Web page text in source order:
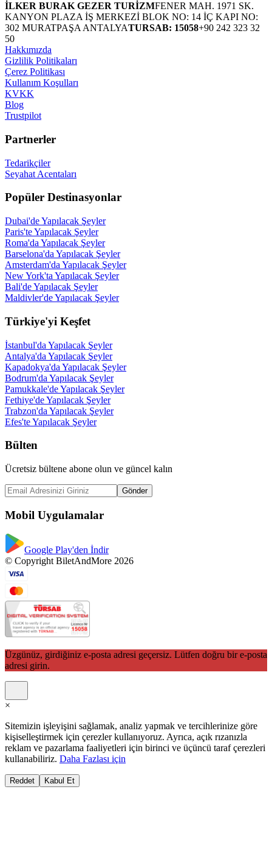
İLKER BURAK GEZER TURİZMFENER MAH. 1971 SK.
KANYON PLAZA İŞ MERKEZİ BLOK NO: 14 İÇ KAPI NO:
302 MURATPAŞA ANTALYATURSAB: 15058+90 242 323 32
50
Hakkımızda
Gizlilik Politikaları
Çerez Politikası
Kullanım Koşulları
KVKK
Blog
Trustpilot
Partnerler
Tedarikçiler
Seyahat Acentaları
Popüler Destinasyonlar
Dubai'de Yapılacak Şeyler
Paris'te Yapılacak Şeyler
Roma'da Yapılacak Şeyler
Barselona'da Yapılacak Şeyler
Amsterdam'da Yapılacak Şeyler
New York'ta Yapılacak Şeyler
Bali'de Yapılacak Şeyler
Maldivler'de Yapılacak Şeyler
Türkiye'yi Keşfet
İstanbul'da Yapılacak Şeyler
Antalya'da Yapılacak Şeyler
Kapadokya'da Yapılacak Şeyler
Bodrum'da Yapılacak Şeyler
Pamukkale'de Yapılacak Şeyler
Fethiye'de Yapılacak Şeyler
Trabzon'da Yapılacak Şeyler
Efes'te Yapılacak Şeyler
Bülten
Ücretsiz bültene abone olun ve güncel kalın
Gönder
Mobil Uygulamalar
Google Play'den İndir
© Copyright BiletAndMore 2026
Üzgünüz, girdiğiniz e-posta adresi geçersiz. Lütfen doğru bir e-posta
adresi girin.
×
Sitemizin işleyişini sağlamak, analiz yapmak ve tercihlerinize göre
kişiselleştirmek için çerezler kullanıyoruz. Ayrıca, açık rızanızla
reklam ve pazarlama faaliyetleri için birinci ve üçüncü taraf çerezleri
kullanabiliriz. Daha Fazlası için
Reddet Kabul Et